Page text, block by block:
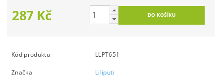
287 Kč
Kód produktu LLPT651
Značka Liliputi